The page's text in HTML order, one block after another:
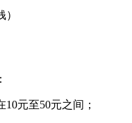
元至50元之间；